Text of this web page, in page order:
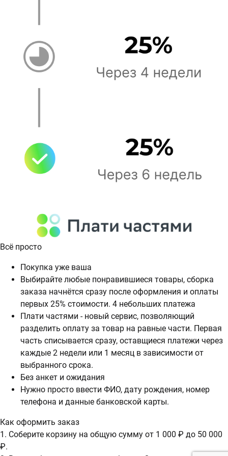
Всё просто
Покупка уже ваша
Выбирайте любые понравившиеся товары, сборка
заказа начнётся сразу после оформления и оплаты
первых 25% стоимости. 4 небольших платежа
Плати частями - новый сервис, позволяющий
разделить оплату за товар на равные части. Первая
часть списывается сразу, оставщиеся платежи через
каждые 2 недели или 1 месяц в зависимости от
выбранного срока.
Без анкет и ожидания
Нужно просто ввести ФИО, дату рождения, номер
телефона и данные банковской карты.
Как оформить заказ
1. Соберите корзину на общую сумму от 1 000 ₽ до 50 000
₽.